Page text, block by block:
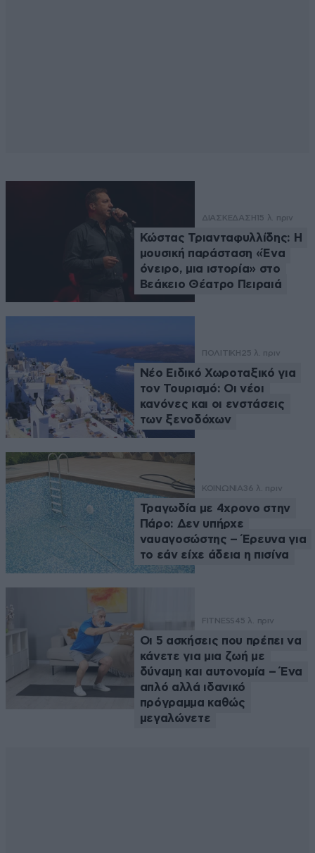
ΔΙΑΣΚΕΔΑΣΗ 15 λ. πριν
Κώστας Τριανταφυλλίδης: Η
μουσική παράσταση «Ένα
όνειρο, μια ιστορία» στο
Βεάκειο Θέατρο Πειραιά
ΠΟΛΙΤΙΚΗ25 λ. πριν
Νέο Ειδικό Χωροταξικό για
τον Τουρισμό: Οι νέοι
κανόνες και οι ενστάσεις
των ξενοδόχων
ΚΟΙΝΩΝΙΑ36 λ. πριν
Τραγωδία με 4χρονο στην
Πάρο: Δεν υπήρχε
ναυαγοσώστης – Έρευνα για
το εάν είχε άδεια η πισίνα
FITNESS45 λ. πριν
Οι 5 ασκήσεις που πρέπει να
κάνετε για μια ζωή με
δύναμη και αυτονομία – Ένα
απλό αλλά ιδανικό
πρόγραμμα καθώς
μεγαλώνετε